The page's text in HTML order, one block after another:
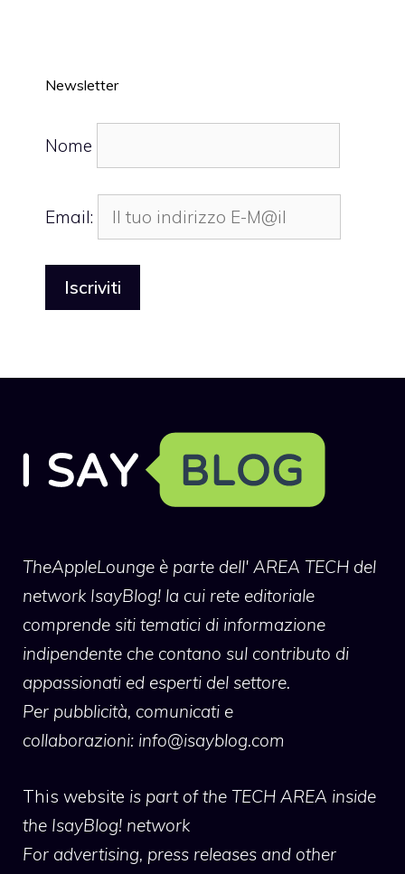
Newsletter
Nome
Email:
TheAppleLounge è parte dell' AREA TECH del
network IsayBlog! la cui rete editoriale
comprende siti tematici di informazione
indipendente che contano sul contributo di
appassionati ed esperti del settore.
Per pubblicità, comunicati e
collaborazioni: info@isayblog.com
This website is part of the TECH AREA inside
the IsayBlog! network
For advertising, press releases and other